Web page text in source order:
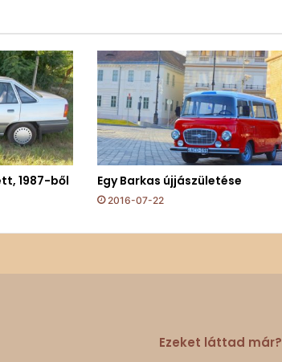
1987-ből Egy Barkas újjászületése
2016-07-22
Ezeket láttad már?